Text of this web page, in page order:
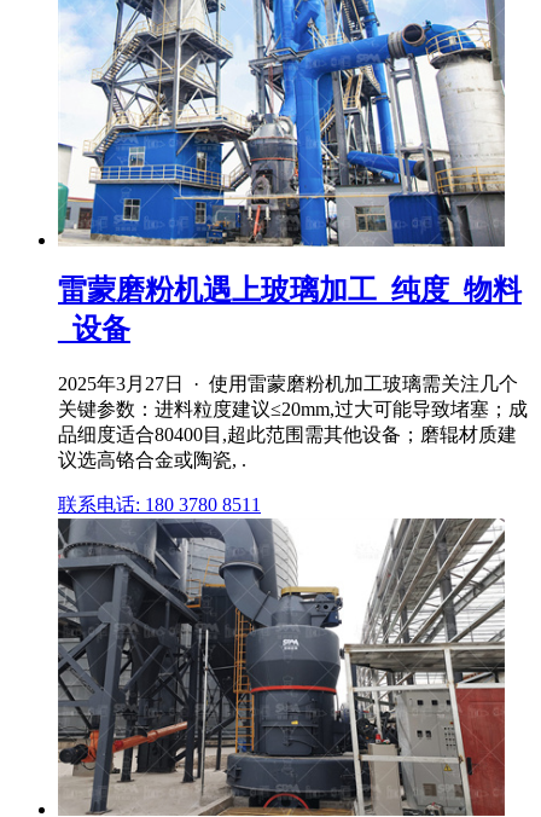
雷蒙磨粉机遇上玻璃加工_纯度_物料
_设备
2025年3月27日 · 使用雷蒙磨粉机加工玻璃需关注几个
关键参数：进料粒度建议≤20mm,过大可能导致堵塞；成
品细度适合80400目,超此范围需其他设备；磨辊材质建
议选高铬合金或陶瓷, .
联系电话: 180 3780 8511